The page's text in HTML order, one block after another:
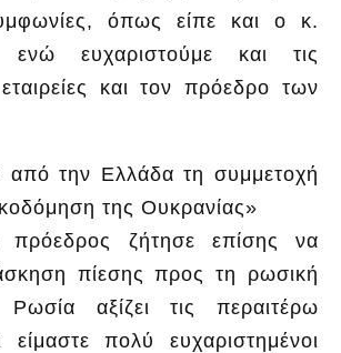
όπως είπε και ο κ.
ενώ ευχαριστούμε και τις
εταιρείες και τον πρόεδρο των
από την Ελλάδα τη συμμετοχή
της Ουκρανίας»
ζήτησε επίσης να
πίεσης προς τη ρωσική
αξίζει τις περαιτέρω
είμαστε πολύ ευχαριστημένοι